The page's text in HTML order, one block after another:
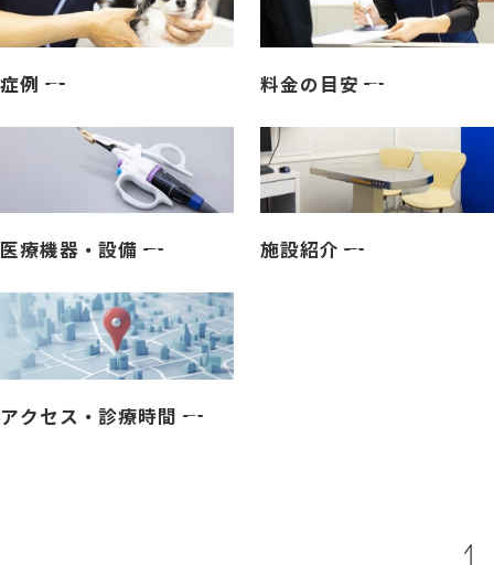
症例 料金の目安
医療機器・設備 施設紹介
アクセス・診療時間